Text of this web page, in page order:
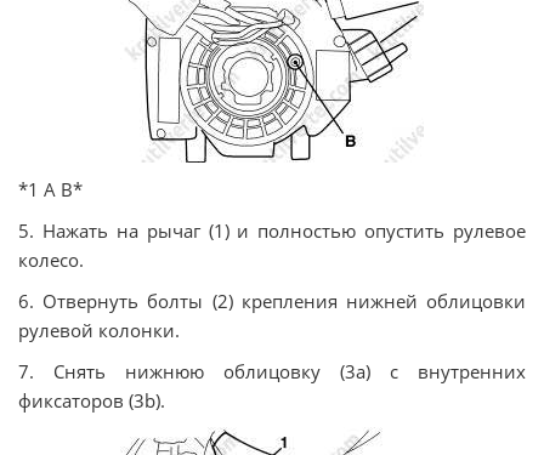
*1 А В*
5. Нажать на рычаг (1) и полностью опустить рулевое
колесо.
6. Отвернуть болты (2) крепления нижней облицовки
рулевой колонки.
7. Снять нижнюю облицовку (3а) с внутренних
фиксаторов (3b).